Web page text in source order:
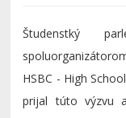
Študenstký
HSBC - High
prijal túto výzvu